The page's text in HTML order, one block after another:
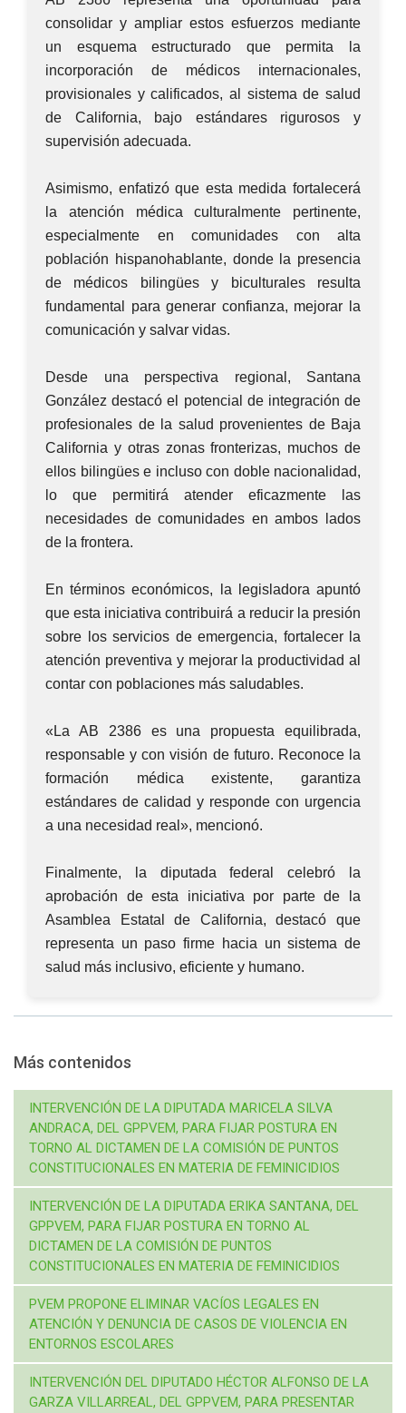
consolidar y ampliar estos esfuerzos mediante
un esquema estructurado que permita la
incorporación de médicos internacionales,
provisionales y calificados, al sistema de salud
de California, bajo estándares rigurosos y
supervisión adecuada.
Asimismo, enfatizó que esta medida fortalecerá
la atención médica culturalmente pertinente,
especialmente en comunidades con alta
población hispanohablante, donde la presencia
de médicos bilingües y biculturales resulta
fundamental para generar confianza, mejorar la
comunicación y salvar vidas.
Desde una perspectiva regional, Santana
González destacó el potencial de integración de
profesionales de la salud provenientes de Baja
California y otras zonas fronterizas, muchos de
ellos bilingües e incluso con doble nacionalidad,
lo que permitirá atender eficazmente las
necesidades de comunidades en ambos lados
de la frontera.
En términos económicos, la legisladora apuntó
que esta iniciativa contribuirá a reducir la presión
sobre los servicios de emergencia, fortalecer la
atención preventiva y mejorar la productividad al
contar con poblaciones más saludables.
«La AB 2386 es una propuesta equilibrada,
responsable y con visión de futuro. Reconoce la
formación médica existente, garantiza
estándares de calidad y responde con urgencia
a una necesidad real», mencionó.
Finalmente, la diputada federal celebró la
aprobación de esta iniciativa por parte de la
Asamblea Estatal de California, destacó que
representa un paso firme hacia un sistema de
salud más inclusivo, eficiente y humano.
Más contenidos
INTERVENCIÓN DE LA DIPUTADA MARICELA SILVA
ANDRACA, DEL GPPVEM, PARA FIJAR POSTURA EN
TORNO AL DICTAMEN DE LA COMISIÓN DE PUNTOS
CONSTITUCIONALES EN MATERIA DE FEMINICIDIOS
INTERVENCIÓN DE LA DIPUTADA ERIKA SANTANA, DEL
GPPVEM, PARA FIJAR POSTURA EN TORNO AL
DICTAMEN DE LA COMISIÓN DE PUNTOS
CONSTITUCIONALES EN MATERIA DE FEMINICIDIOS
PVEM PROPONE ELIMINAR VACÍOS LEGALES EN
ATENCIÓN Y DENUNCIA DE CASOS DE VIOLENCIA EN
ENTORNOS ESCOLARES
INTERVENCIÓN DEL DIPUTADO HÉCTOR ALFONSO DE LA
GARZA VILLARREAL, DEL GPPVEM, PARA PRESENTAR